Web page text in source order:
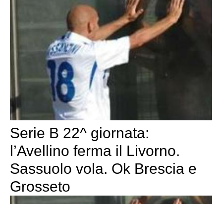
Serie B 22^ giornata:
l’Avellino ferma il Livorno.
Sassuolo vola. Ok Brescia e
Grosseto